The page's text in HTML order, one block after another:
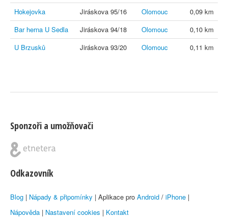
Hokejovka
Jiráskova 95/16 Olomouc
0,09 km
Bar herna U Sedla
Jiráskova 94/18 Olomouc
0,10 km
U Brzusků
Jiráskova 93/20 Olomouc 0,11 km
Sponzoři a umožňovači
Odkazovník
Blog | Nápady & připomínky | Aplikace pro Android / iPhone |
Nápověda | Nastavení cookies | Kontakt